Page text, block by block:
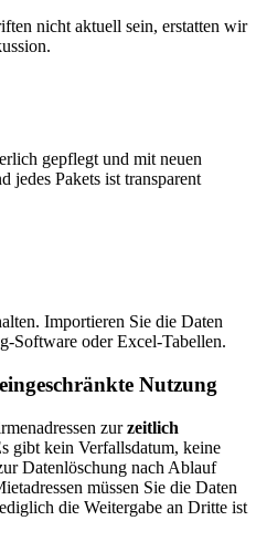
nicht aktuell sein, erstatten wir
gepflegt und mit neuen
jedes Pakets ist transparent
Importieren Sie die Daten
Software oder Excel-Tabellen.
Nutzung
zur zeitlich
gibt kein Verfallsdatum, keine
Datenlöschung nach Ablauf
müssen Sie die Daten
die Weitergabe an Dritte ist